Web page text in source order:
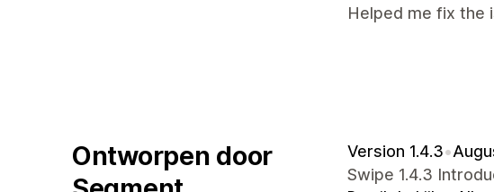
Helped me fix the
Ontworpen door
Version 1.4.3•
Swipe 1.4.3